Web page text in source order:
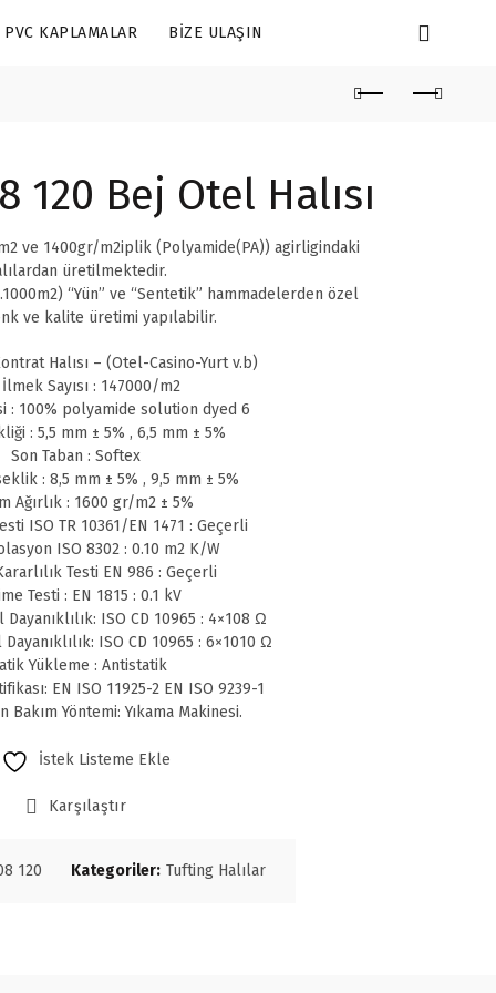
PVC KAPLAMALAR BIZE ULAŞIN
120 Bej Otel Halısı
ve 1400gr/m2iplik (Polyamide(PA)) agirligindaki
üretilmektedir.
“Yün” ve “Sentetik” hammadelerden özel
ve kalite üretimi yapılabilir.
Halısı – (Otel-Casino-Yurt v.b)
Sayısı : 147000/m2
: 100% polyamide solution dyed 6
: 5,5 mm ± 5% , 6,5 mm ± 5%
Son Taban : Softex
: 8,5 mm ± 5% , 9,5 mm ± 5%
Ağırlık : 1600 gr/m2 ± 5%
ISO TR 10361/EN 1471 : Geçerli
ISO 8302 : 0.10 m2 K/W
Testi EN 986 : Geçerli
Testi : EN 1815 : 0.1 kV
ISO CD 10965 : 4×108 Ω
ISO CD 10965 : 6×1010 Ω
Yükleme : Antistatik
EN ISO 11925-2 EN ISO 9239-1
Bakım Yöntemi: Yıkama Makinesi.
İstek Listeme Ekle
Karşılaştır
120 Kategoriler: Tufting Halılar